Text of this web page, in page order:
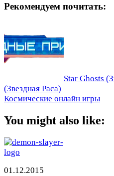
Рекомендуем почитать:
Star Ghosts
(Звездная Раса)
Космические онлайн игры
You might also like:
01.12.2015